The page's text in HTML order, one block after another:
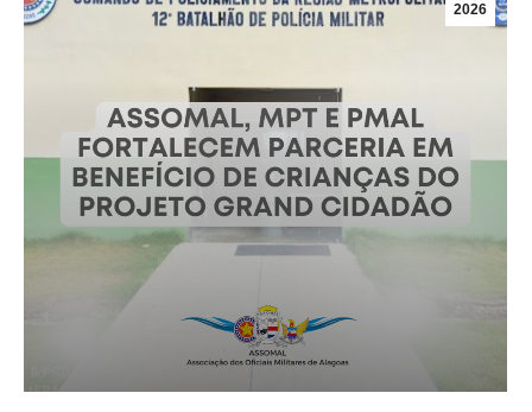
2026
ASSOMAL prestigia solenidade
em comemoração ao Dia da
Logística da PMAL
Geral
Reinauguração do Parque
Aquático da ASSOMAL é um